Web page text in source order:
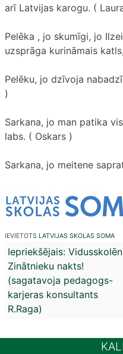
arī Latvijas karogu. (
Pelēka , jo skumīgi, jo
uzsprāga kurināmais
Pelēku, jo dzīvoja
)
Sarkana, jo man patika
labs. ( Oskars )
Sarkana, jo meitene
IEVIETOTS LATVIJAS SKOLAS SOMA
Ziņu
izvēlne
Iepriekšējais:
Zinātnieku nakts!
(sagatavoja pedagogs-
karjeras konsultants
R.Raga)